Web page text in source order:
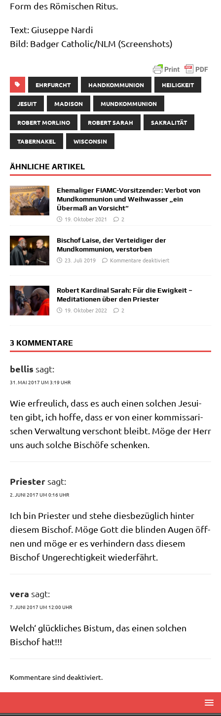
Form des Römi­schen Ritus.
Text: Giu­sep­pe Nardi
Bild: Bad­ger Catholic/​NLM (Screen­shots)
EHRFURCHT HANDKOMMUNION HEILIGKEIT
JESUIT MADISON MUNDKOMMUNION
ROBERT MORLINO ROBERT SARAH SAKRALITÄT
TABERNAKEL WISCONSIN
ÄHNLICHE ARTIKEL
Ehemaliger FIAMC-Vorsitzender: Verbot von
Mundkommunion und Weihwasser „ein
Übermaß an Vorsicht“
19. Oktober 2021
2
Bischof Laise, der Verteidiger der
Mundkommunion, verstorben
23. Juli 2019
Kommentare deaktiviert
Robert Kardinal Sarah: Für die Ewigkeit –
Meditationen über den Priester
19. Oktober 2022
2
3 KOMMENTARE
bellis sagt:
31. MAI 2017 UM 3:19 UHR
Wie erfreu­lich, dass es auch einen sol­chen Jesui­
ten gibt, ich hof­fe, dass er von einer kom­mis­sa­ri­
schen Ver­wal­tung ver­schont bleibt. Möge der Herr
uns auch sol­che Bischö­fe schenken.
Priester sagt:
2. JUNI 2017 UM 0:16 UHR
Ich bin Prie­ster und ste­he dies­be­züg­lich hin­ter
die­sem Bischof. Möge Gott die blin­den Augen öff­
nen und möge er es ver­hin­dern dass die­sem
Bischof Unge­rech­tig­keit wiederfährt.
vera sagt:
7. JUNI 2017 UM 12:00 UHR
Welch‘ glück­li­ches Bis­tum, das einen sol­chen
Bischof hat!!!
Kommentare sind deaktiviert.